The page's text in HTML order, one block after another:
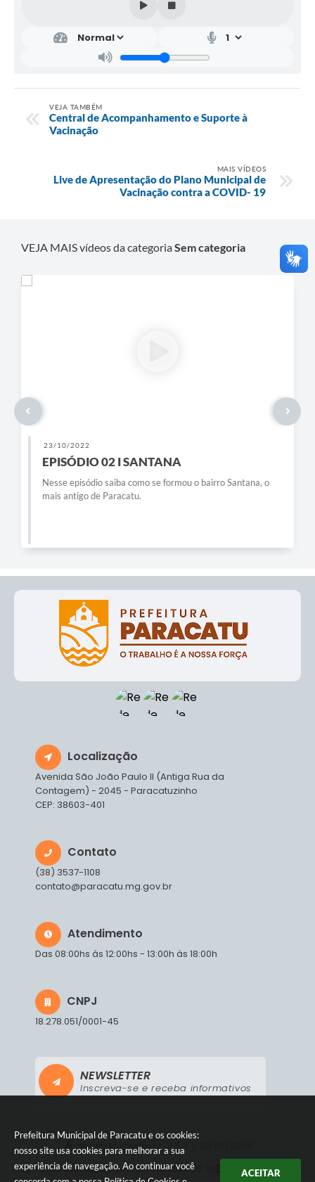
Prefeitura Municipal de Paracatu e os cookies:
nosso site usa cookies para melhorar a sua
experiência de navegação. Ao continuar você
ACEITAR
VEJA TAMBÉM
Central de Acompanhamento e Suporte à
Vacinação
MAIS VÍDEOS
Live de Apresentação do Plano Municipal de
Vacinação contra a COVID- 19
VEJA MAIS vídeos da categoriaSem categoria
23/10/2022
EPISÓDIO 02 I SANTANA
Nesse episódio saiba como se formou o bairro Santana, o
mais antigo de Paracatu.
Localização
Avenida São João Paulo II (Antiga Rua da
Contagem) - 2045 - Paracatuzinho
CEP: 38603-401
Contato
(38) 3537-1108
contato@paracatu.mg.gov.br
Atendimento
Das 08:00hs às 12:00hs - 13:00h às 18:00h
CNPJ
18.278.051/0001-45
NEWSLETTER
Inscreva-se e receba informativos
Versão do Sistema:
Portal atualizado em:07/08/2026 18:39 Dados Abertos